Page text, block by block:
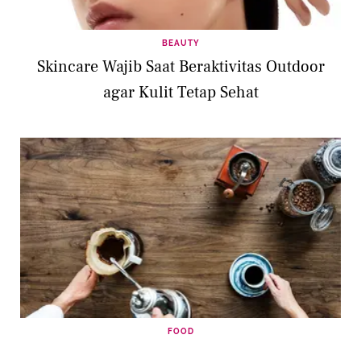
BEAUTY
Skincare Wajib Saat Beraktivitas Outdoor
agar Kulit Tetap Sehat
FOOD